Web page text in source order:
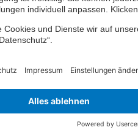
regionale
verdeutlicht zudem, dass in
um die von einem
zu können.
im Saarland, in Baden-
ein Pflegebedürftiger für